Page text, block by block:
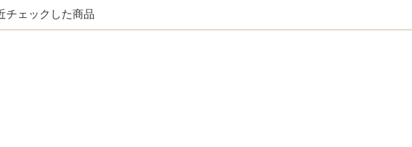
チェックした商品